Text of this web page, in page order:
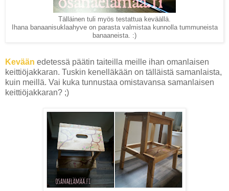
Tälläinen tuli myös testattua keväällä.
Ihana banaanisuklaahyve on parasta valmistaa kunnolla tummuneista
banaaneista. :)
Kevään edetessä päätin taiteilla meille ihan omanlaisen
keittiöjakkaran. Tuskin kenelläkään on tälläistä samanlaista,
kuin meillä. Vai kuka tunnustaa omistavansa samanlaisen
keittiöjakkaran? ;)